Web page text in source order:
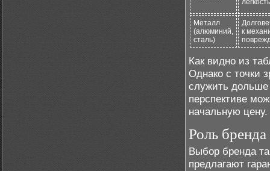
Металл
(алюминий,
сталь)
к
Как видно из
Однако с точки
служить дольше
перспективе
начальную цену.
Роль бренда
Выбор бренда
предлагают